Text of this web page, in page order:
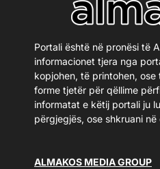
Portali është në pronësi të
informacionet tjera nga
kopjohen, të printohen,
forme tjetër për qëllime
informatat e këtij portali ju
përgjegjës, ose shkruani
ALMAKOS MEDIA GROUP